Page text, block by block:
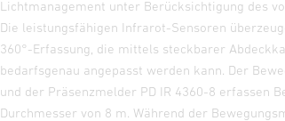
Lichtmanagement unter Berücksichtigung des
Die leistungsfähigen Infrarot-Sensoren
360°-Erfassung, die mittels steckbarer
bedarfsgenau angepasst werden kann. Der
und der Präsenzmelder PD IR 4360-8 erfassen
Durchmesser von 8 m. Während der